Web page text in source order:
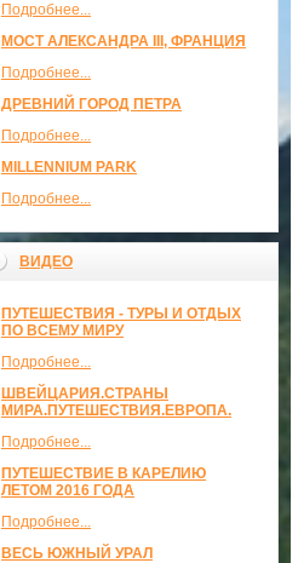
Подробнее...
МОСТ АЛЕКСАНДРА III, ФРАНЦИЯ
Подробнее...
ДРЕВНИЙ ГОРОД ПЕТРА
Подробнее...
MILLENNIUM PARK
Подробнее...
ВИДЕО
ПУТЕШЕСТВИЯ - ТУРЫ И ОТДЫХ
ПО ВСЕМУ МИРУ
Подробнее...
ШВЕЙЦАРИЯ.СТРАНЫ
МИРА.ПУТЕШЕСТВИЯ.ЕВРОПА.
Подробнее...
ПУТЕШЕСТВИЕ В КАРЕЛИЮ
ЛЕТОМ 2016 ГОДА
Подробнее...
ВЕСЬ ЮЖНЫЙ УРАЛ